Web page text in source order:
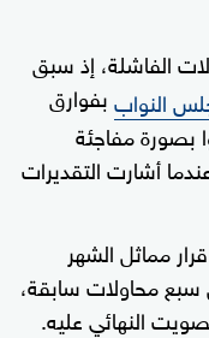
الفاشلة، إذ سبق
النواببفوارق
بصورة مفاجئة
أشارت التقديرات
مماثل الشهر
محاولات سابقة،
النهائي عليه.